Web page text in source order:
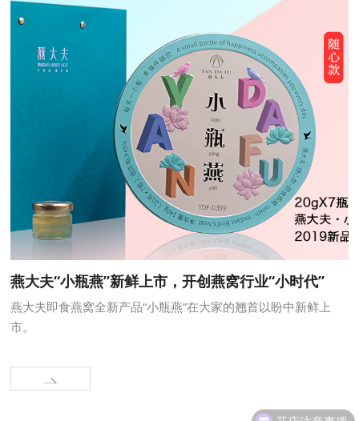
燕大夫“小瓶燕”新鲜上市，开创燕窝行业“小时代”
燕大夫即食燕窝全新产品“小瓶燕”在大家的翘首以盼中新鲜上
市。